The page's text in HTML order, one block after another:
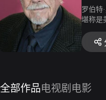
罗伯特
堪称是
创作
是他的
全部作品电视剧 电影